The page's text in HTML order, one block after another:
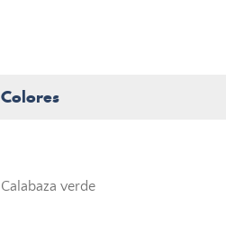
Colores
Calabaza verde